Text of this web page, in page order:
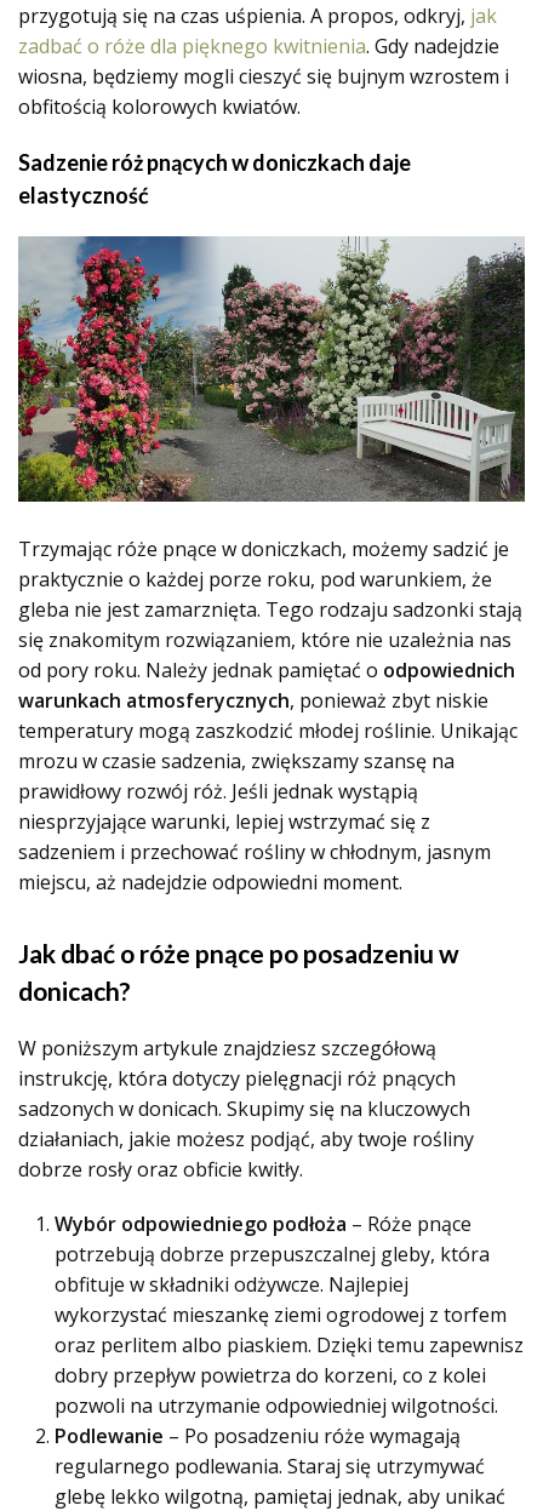
przygotują się na czas uśpienia. A propos, odkryj, jak
zadbać o róże dla pięknego kwitnienia. Gdy nadejdzie
wiosna, będziemy mogli cieszyć się bujnym wzrostem i
obfitością kolorowych kwiatów.
Sadzenie róż pnących w doniczkach daje
elastyczność
Trzymając róże pnące w doniczkach, możemy sadzić je
praktycznie o każdej porze roku, pod warunkiem, że
gleba nie jest zamarznięta. Tego rodzaju sadzonki stają
się znakomitym rozwiązaniem, które nie uzależnia nas
od pory roku. Należy jednak pamiętać o odpowiednich
warunkach atmosferycznych, ponieważ zbyt niskie
temperatury mogą zaszkodzić młodej roślinie. Unikając
mrozu w czasie sadzenia, zwiększamy szansę na
prawidłowy rozwój róż. Jeśli jednak wystąpią
niesprzyjające warunki, lepiej wstrzymać się z
sadzeniem i przechować rośliny w chłodnym, jasnym
miejscu, aż nadejdzie odpowiedni moment.
Jak dbać o róże pnące po posadzeniu w
donicach?
W poniższym artykule znajdziesz szczegółową
instrukcję, która dotyczy pielęgnacji róż pnących
sadzonych w donicach. Skupimy się na kluczowych
działaniach, jakie możesz podjąć, aby twoje rośliny
dobrze rosły oraz obficie kwitły.
Wybór odpowiedniego podłoża – Róże pnące
potrzebują dobrze przepuszczalnej gleby, która
obfituje w składniki odżywcze. Najlepiej
wykorzystać mieszankę ziemi ogrodowej z torfem
oraz perlitem albo piaskiem. Dzięki temu zapewnisz
dobry przepływ powietrza do korzeni, co z kolei
pozwoli na utrzymanie odpowiedniej wilgotności.
Podlewanie – Po posadzeniu róże wymagają
regularnego podlewania. Staraj się utrzymywać
glebę lekko wilgotną, pamiętaj jednak, aby unikać